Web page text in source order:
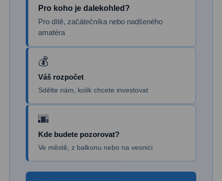
Pointace7
Zaostřovací masky
ADC, Tilting
Komponenty78
Helical výtahy 11
Okulárové výtahy44
Primární zrcadla9
Pro koho je dalekohled?
Pro dítě, začátečníka nebo nadšeného
amatéra
Váš rozpočet
Sdělte nám, kolik chcete investovat
Kde budete pozorovat?
Ve městě, z balkonu nebo na vesnici